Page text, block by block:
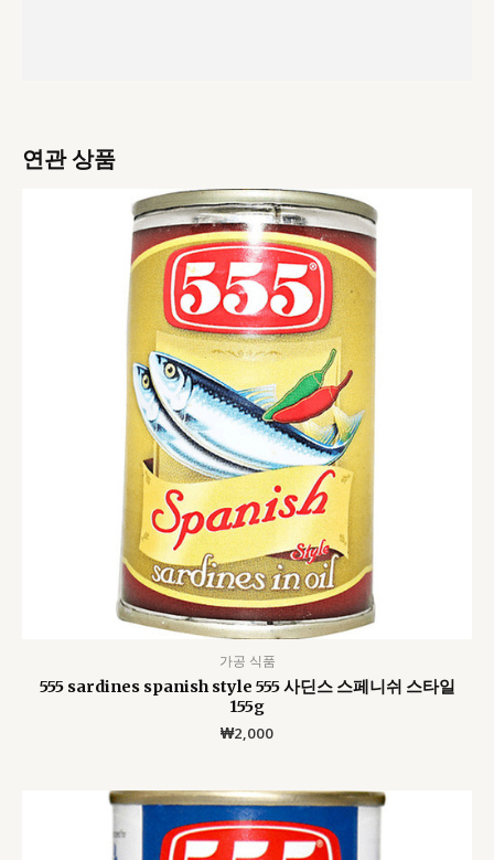
연관 상품
가공 식품
555 sardines spanish style 555 사딘스 스페니쉬 스타일
155g
₩2,000